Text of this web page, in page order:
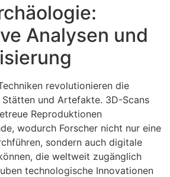
Analysen und
revolutionieren die
und Artefakte. 3D-Scans
Reproduktionen
wodurch Forscher nicht nur eine
sondern auch digitale
die weltweit zugänglich
technologische Innovationen